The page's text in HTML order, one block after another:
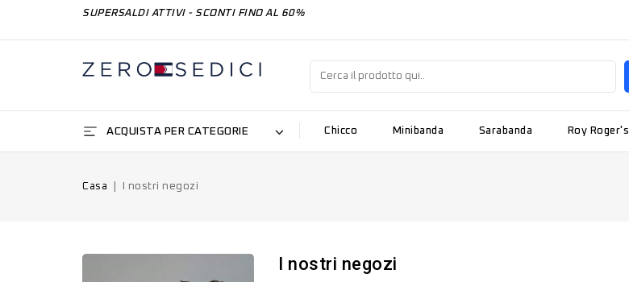
SUPERSALDI ATTIVI - SCONTI FINO AL 60%
ACQUISTA PER CATEGORIE Chicco Minibanda Sarabanda Roy Roger's
Casa I nostri negozi
I nostri negozi